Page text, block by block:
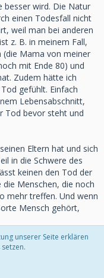
besser wird. Die Natur
einen Todesfall nicht
weil man bei anderen
z. B. in meinem Fall,
(die Mama von meiner
mit Ende 80) und
Zudem hätte ich
gefühlt. Einfach
Lebensabschnitt,
Tod bevor steht und
Eltern hat und sich
in die Schwere des
keinen den Tod der
Menschen, die noch
mehr treffen. Und wenn
Mensch gehört,
unserer Seite erklären